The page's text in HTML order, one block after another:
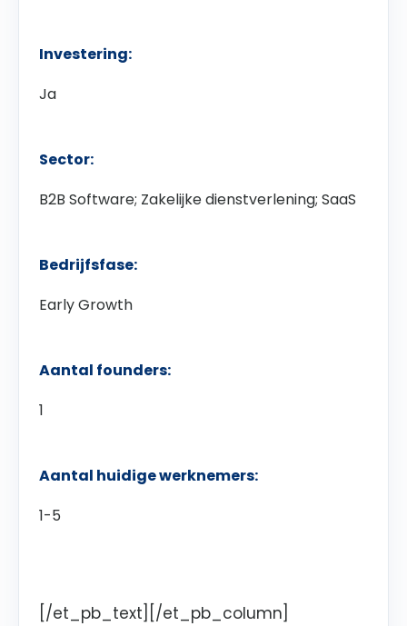
Investering:
Ja
Sector:
B2B Software; Zakelijke dienstverlening; SaaS
Bedrijfsfase:
Early Growth
Aantal founders:
1
Aantal huidige werknemers:
1-5
[/et_pb_text][/et_pb_column]